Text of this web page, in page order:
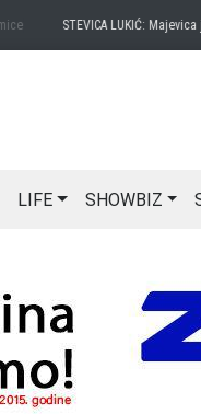
STEVICA LUKIĆ: Majevica je
LIFE SHOWBIZ